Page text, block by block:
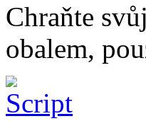
Chraňte
obalem,